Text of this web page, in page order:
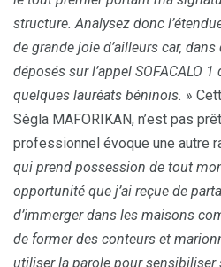
structure. Analysez donc
de grande joie d’ailleurs car,
déposés sur l’appel SOFACALO 1
quelques lauréats béninois. »
Sègla MAFORIKAN, n’est pas
professionnel évoque une autre
qui prend possession de tout
opportunité que j’ai reçue de
d’immerger dans les maisons
de former des conteurs et
utiliser la parole pour sensibiliser